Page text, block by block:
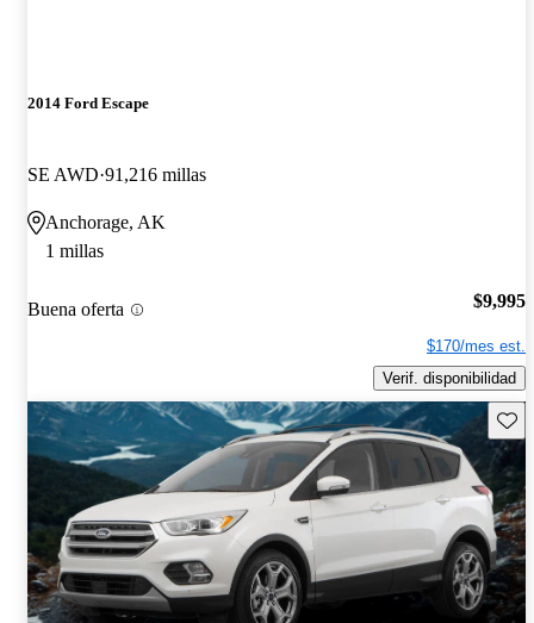
2014 Ford Escape
SE AWD 91,216 millas
Anchorage, AK
1 millas
Buena oferta $9,995
$170/mes est.
Verif. disponibilidad